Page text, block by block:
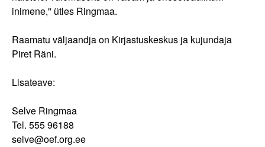
inimene," ütles Ringmaa.
Raamatu väljaandja on Kirjastuskeskus ja kujundaja
Piret Räni.
Lisateave:
Selve Ringmaa
Tel. 555 96188
selve@oef.org.ee